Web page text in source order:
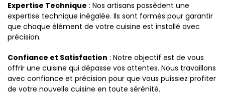
Expertise Technique : Nos artisans possèdent une
expertise technique inégalée. Ils sont formés pour garantir
que chaque élément de votre cuisine est installé avec
précision.
Confiance et Satisfaction : Notre objectif est de vous
offrir une cuisine qui dépasse vos attentes. Nous travaillons
avec confiance et précision pour que vous puissiez profiter
de votre nouvelle cuisine en toute sérénité.